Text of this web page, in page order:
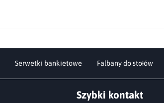
Serwetki bankietowe Falbany do stołów
Szybki kontakt